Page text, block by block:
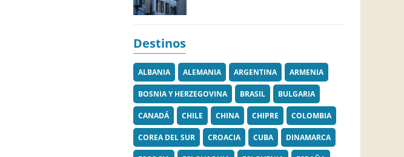
Destinos
ALBANIA ALEMANIA ARGENTINA ARMENIA
BOSNIA Y HERZEGOVINA BRASIL BULGARIA
CANADÁ CHILE CHINA CHIPRE COLOMBIA
COREA DEL SUR CROACIA CUBA DINAMARCA